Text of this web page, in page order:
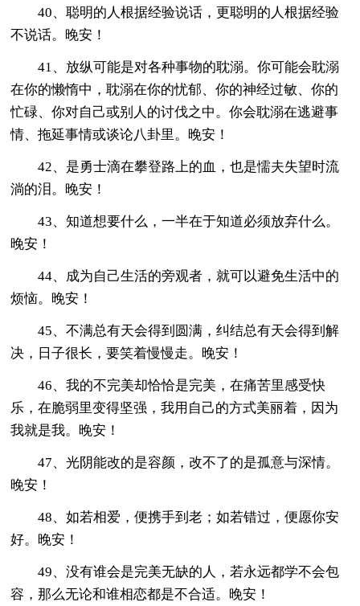
40、聪明的人根据经验说话，更聪明的人根据经验
不说话。晚安！
41、放纵可能是对各种事物的耽溺。你可能会耽溺
在你的懒惰中，耽溺在你的忧郁、你的神经过敏、你的
忙碌、你对自己或别人的讨伐之中。你会耽溺在逃避事
情、拖延事情或谈论八卦里。晚安！
42、是勇士滴在攀登路上的血，也是懦夫失望时流
淌的泪。晚安！
43、知道想要什么，一半在于知道必须放弃什么。
晚安！
44、成为自己生活的旁观者，就可以避免生活中的
烦恼。晚安！
45、不满总有天会得到圆满，纠结总有天会得到解
决，日子很长，要笑着慢慢走。晚安！
46、我的不完美却恰恰是完美，在痛苦里感受快
乐，在脆弱里变得坚强，我用自己的方式美丽着，因为
我就是我。晚安！
47、光阴能改的是容颜，改不了的是孤意与深情。
晚安！
48、如若相爱，便携手到老；如若错过，便愿你安
好。晚安！
49、没有谁会是完美无缺的人，若永远都学不会包
容，那么无论和谁相恋都是不合适。晚安！